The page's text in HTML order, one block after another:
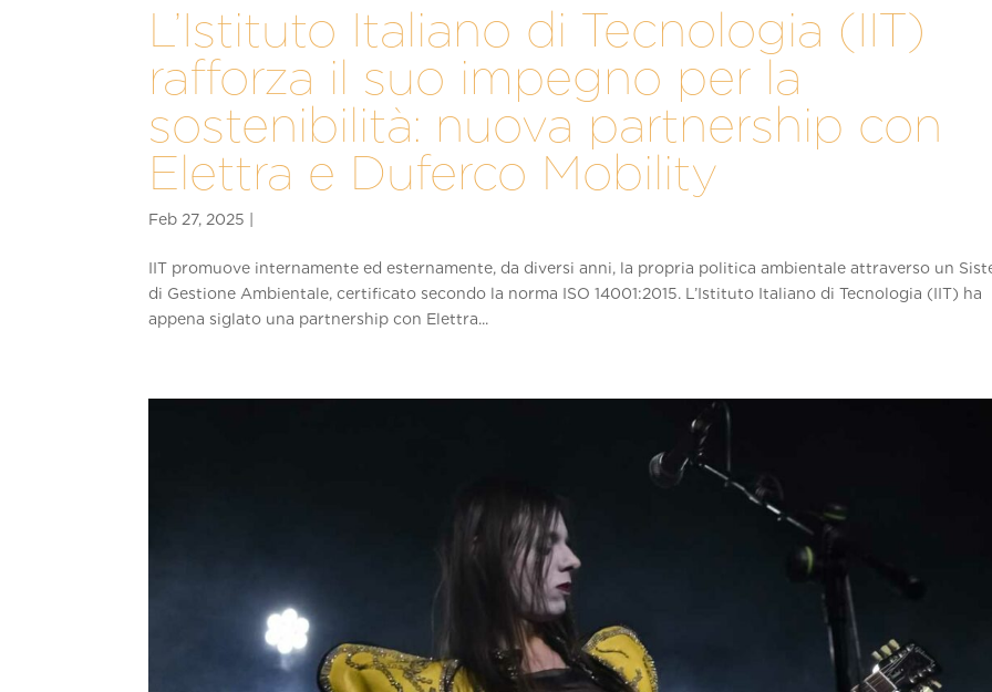
L’Istituto Italiano di Tecnologia (IIT)
rafforza il suo impegno per la
sostenibilità: nuova partnership con
Elettra e Duferco Mobility
IIT promuove internamente ed esternamente, da diversi anni, la propria politica ambientale attraverso un
di Gestione Ambientale, certificato secondo la norma ISO 14001:2015. L’Istituto Italiano di Tecnologia (IIT) ha
appena siglato una partnership con Elettra...